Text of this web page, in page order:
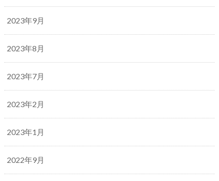
2023年9月
2023年8月
2023年7月
2023年2月
2023年1月
2022年9月